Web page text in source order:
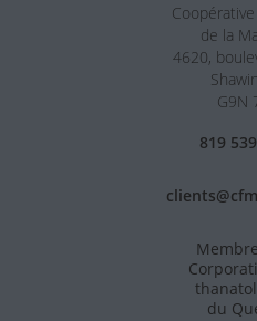
de la
4620,
G9N
819
du